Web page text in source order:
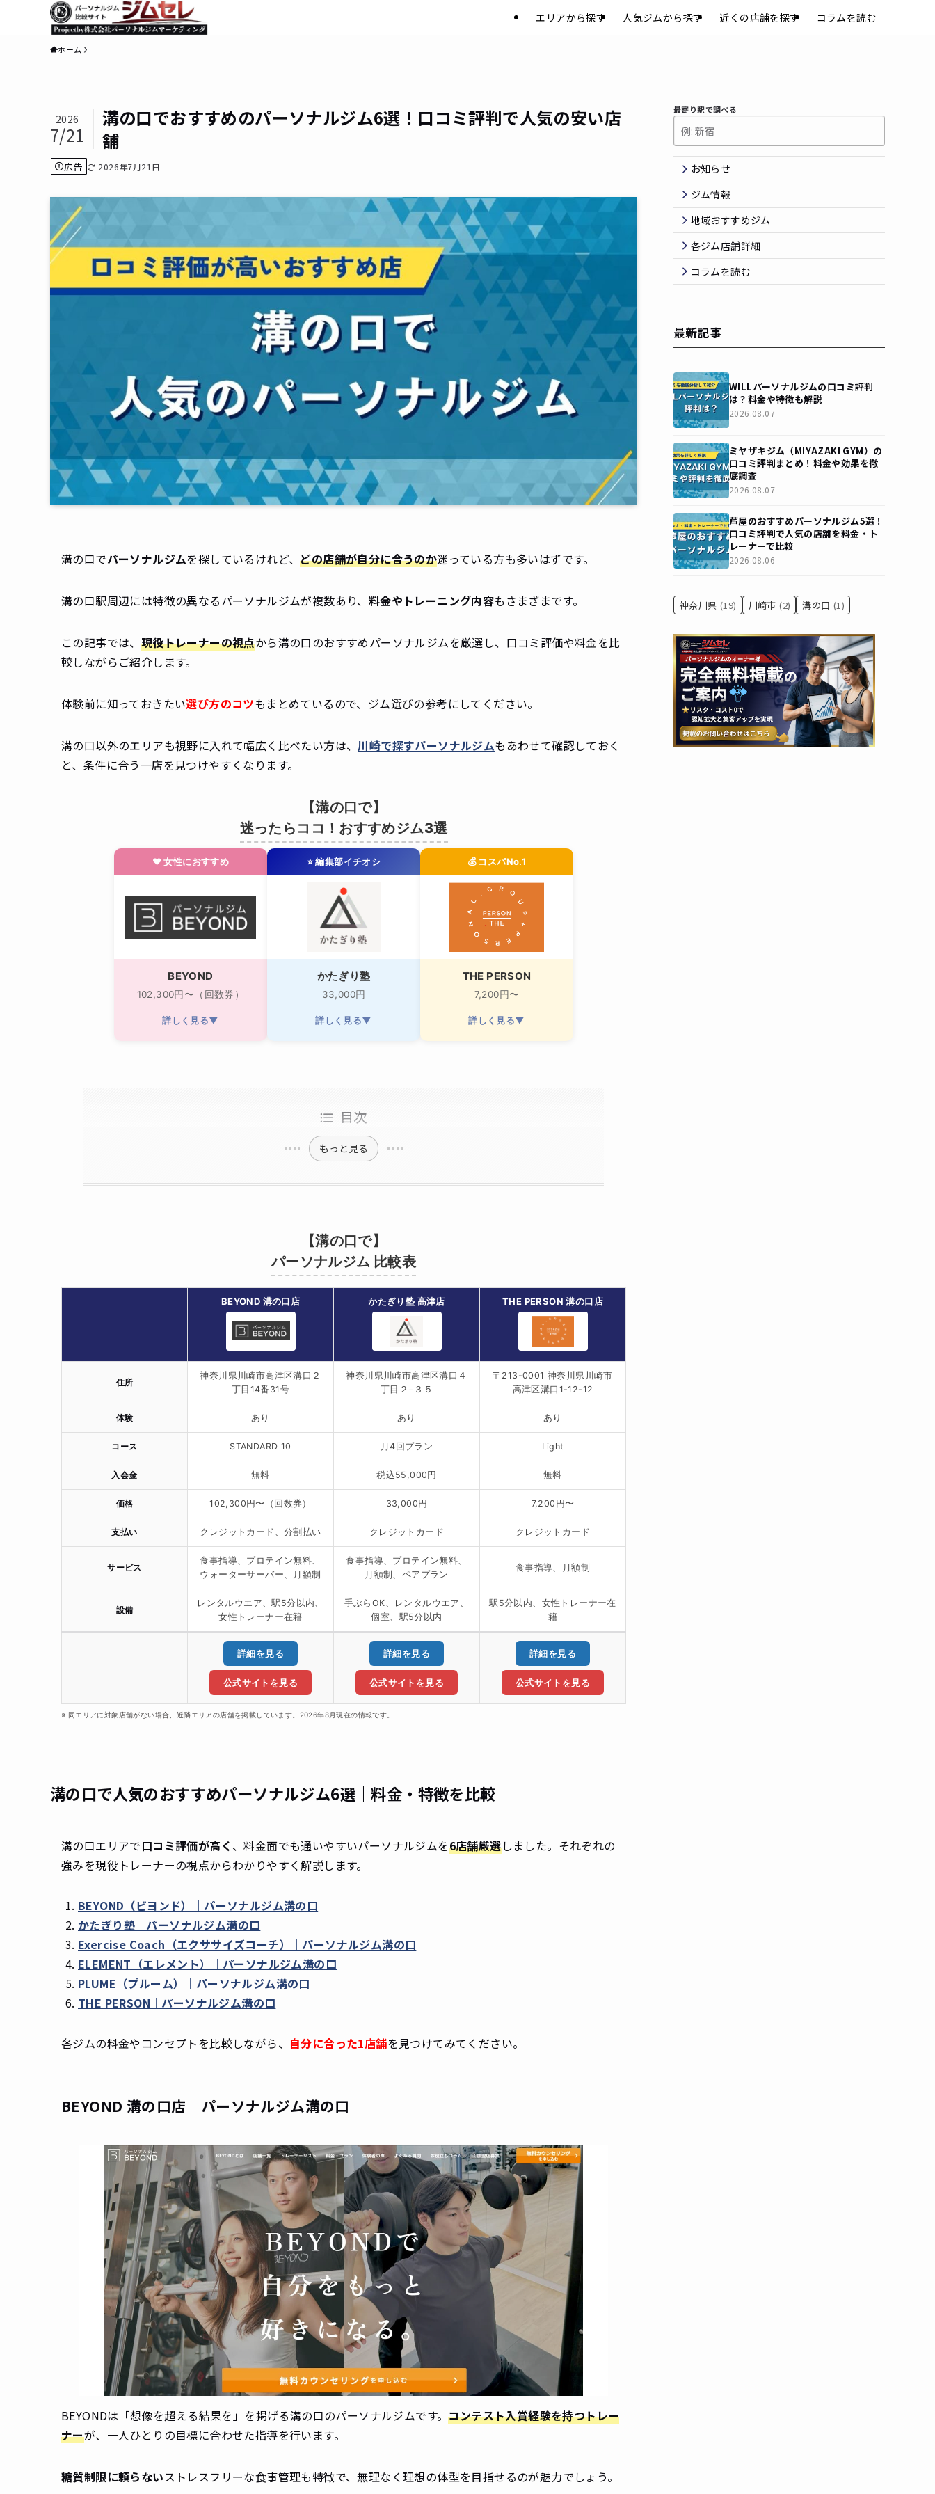
エリアから探す 人気ジムから探す 近くの店舗を探す コラムを読む
ホーム
溝の口でおすすめのパーソナルジム6選！口コミ評判で人気の安い店
舗
2026
7/21
広告 2026年7月21日
溝の口でパーソナルジムを探しているけれど、どの店舗が自分に合うのか迷っている方も多いはずです。
溝の口駅周辺には特徴の異なるパーソナルジムが複数あり、 料金やトレーニング内容もさまざまです。
この記事では、 現役トレーナーの視点から溝の口のおすすめパーソナルジムを厳選し、口コミ評価や料金を比
較しながらご紹介します。
体験前に知っておきたい選び方のコツもまとめているので、ジム選びの参考にしてください。
溝の口以外のエリアも視野に入れて幅広く比べたい方は、川崎で探すパーソナルジムもあわせて確認しておく
と、条件に合う一店を見つけやすくなります。
【溝の口で】
迷ったらココ！おすすめジム3選
❤ 女性におすすめ
BEYOND
102,300円〜（回数券）
詳しく見る▼
⭐ 編集部イチオシ
かたぎり塾
33,000円
詳しく見る▼
💰 コスパNo.1
THE PERSON
7,200円〜
詳しく見る▼
目次
もっと見る
【溝の口で】
パーソナルジム 比較表
BEYOND 溝の口店 かたぎり塾 高津店 THE PERSON 溝の口店
住所
神奈川県川崎市高津区溝口２
丁目14番31号
神奈川県川崎市高津区溝口４
丁目２−３５
〒213-0001 神奈川県川崎市
高津区溝口1-12-12
体験 あり あり あり
コース STANDARD 10 月4回プラン Light
入会金 無料 税込55,000円 無料
価格 102,300円〜（回数券） 33,000円 7,200円〜
支払い クレジットカード、分割払い クレジットカード クレジットカード
サービス
食事指導、プロテイン無料、
ウォーターサーバー、月額制
食事指導、プロテイン無料、
月額制、ペアプラン
食事指導、月額制
設備
レンタルウエア、駅5分以内、
女性トレーナー在籍
手ぶらOK、レンタルウエア、
個室、駅5分以内
駅5分以内、女性トレーナー在
籍
詳細を見る
公式サイトを見る
詳細を見る
公式サイトを見る
詳細を見る
公式サイトを見る
※ 同エリアに対象店舗がない場合、近隣エリアの店舗を掲載しています。2026年8月現在の情報です。
溝の口で人気のおすすめパーソナルジム6選｜料金・特徴を比較
溝の口エリアで口コミ評価が高く 、料金面でも通いやすいパーソナルジムを6店舗厳選しました。それぞれの
強みを現役トレーナーの視点からわかりやすく解説します。
BEYOND（ビヨンド）｜パーソナルジム溝の口
かたぎり塾｜パーソナルジム溝の口
Exercise Coach（エクササイズコーチ）｜パーソナルジム溝の口
ELEMENT（エレメント）｜パーソナルジム溝の口
PLUME（プルーム）｜パーソナルジム溝の口
THE PERSON｜パーソナルジム溝の口
各ジムの料金やコンセプトを比較しながら、 自分に合った1店舗を見つけてみてください。
BEYOND 溝の口店｜パーソナルジム溝の口
BEYONDは「想像を超える結果を」を掲げる溝の口のパーソナルジムです。コンテスト入賞経験を持つトレー
ナーが、一人ひとりの目標に合わせた指導を行います。
糖質制限に頼らないストレスフリーな食事管理も特徴で、無理なく理想の体型を目指せるのが魅力でしょう。
最寄り駅で調べる
お知らせ
ジム情報
地域おすすめジム
各ジム店舗詳細
コラムを読む
最新記事
WILLパーソナルジムの口コミ評判
は？料金や特徴も解説
2026.08.07
ミヤザキジム（MIYAZAKI GYM）の
口コミ評判まとめ！料金や効果を徹
底調査
2026.08.07
芦屋のおすすめパーソナルジム5選！
口コミ評判で人気の店舗を料金・ト
レーナーで比較
2026.08.06
神奈川県 (19) 川崎市 (2) 溝の口 (1)